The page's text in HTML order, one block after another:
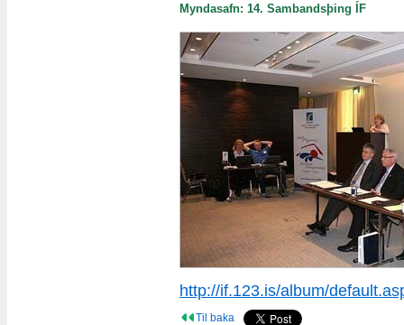
Myndasafn: 14. Sambandsþing ÍF
http://if.123.is/album/
Til baka